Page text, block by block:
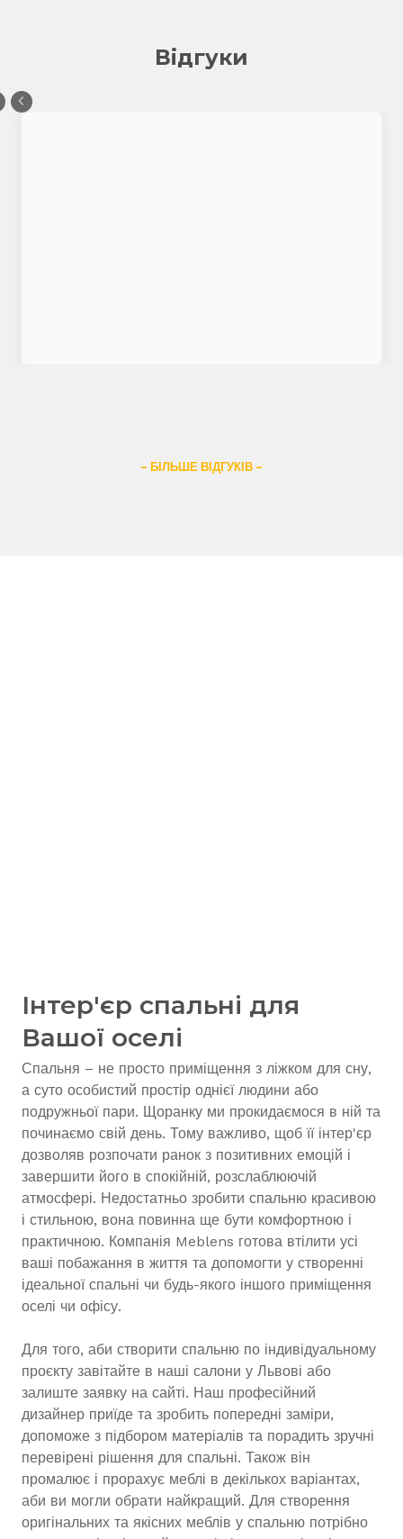
Відгуки
– БІЛЬШЕ ВІДГУКІВ –
Інтер'єр спальні для
Вашої оселі
Спальня – не просто приміщення з ліжком для сну,
а суто особистий простір однієї людини або
подружньої пари. Щоранку ми прокидаємося в ній та
починаємо свій день. Тому важливо, щоб її інтер'єр
дозволяв розпочати ранок з позитивних емоцій і
завершити його в спокійній, розслаблюючій
атмосфері. Недостатньо зробити спальню красивою
і стильною, вона повинна ще бути комфортною і
практичною. Компанія Meblens готова втілити усі
ваші побажання в життя та допомогти у створенні
ідеальної спальні чи будь-якого іншого приміщення
оселі чи офісу.
Для того, аби створити спальню по індивідуальному
проєкту завітайте в наші салони у Львові або
залиште заявку на сайті. Наш професійний
дизайнер приїде та зробить попередні заміри,
допоможе з підбором матеріалів та порадить зручні
перевірені рішення для спальні. Також він
промалює і прорахує меблі в декількох варіантах,
аби ви могли обрати найкращий. Для створення
оригінальних та якісних меблів у спальню потрібно